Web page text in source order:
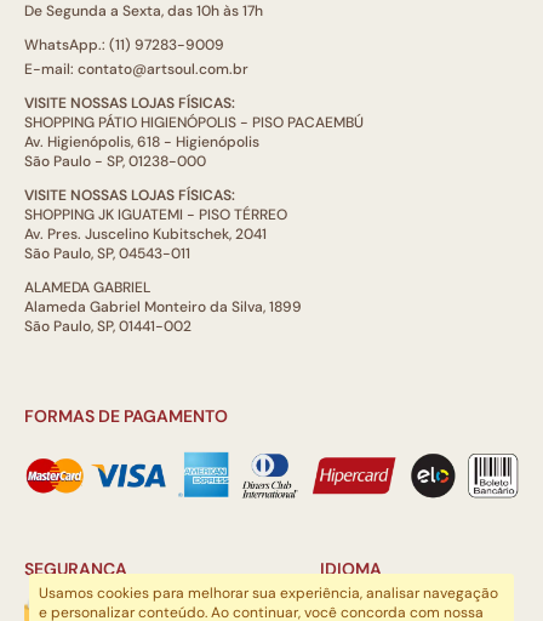
De Segunda a Sexta, das 10h às 17h
WhatsApp.: (11) 97283-9009
E-mail: contato@artsoul.com.br
VISITE NOSSAS LOJAS FÍSICAS:
SHOPPING PÁTIO HIGIENÓPOLIS - PISO PACAEMBÚ
Av. Higienópolis, 618 - Higienópolis
São Paulo - SP, 01238-000
VISITE NOSSAS LOJAS FÍSICAS:
SHOPPING JK IGUATEMI - PISO TÉRREO
Av. Pres. Juscelino Kubitschek, 2041
São Paulo, SP, 04543-011
ALAMEDA GABRIEL
Alameda Gabriel Monteiro da Silva, 1899
São Paulo, SP, 01441-002
FORMAS DE PAGAMENTO
SEGURANÇA IDIOMA
Usamos cookies para melhorar sua experiência, analisar navegação
e personalizar conteúdo. Ao continuar, você concorda com nossa